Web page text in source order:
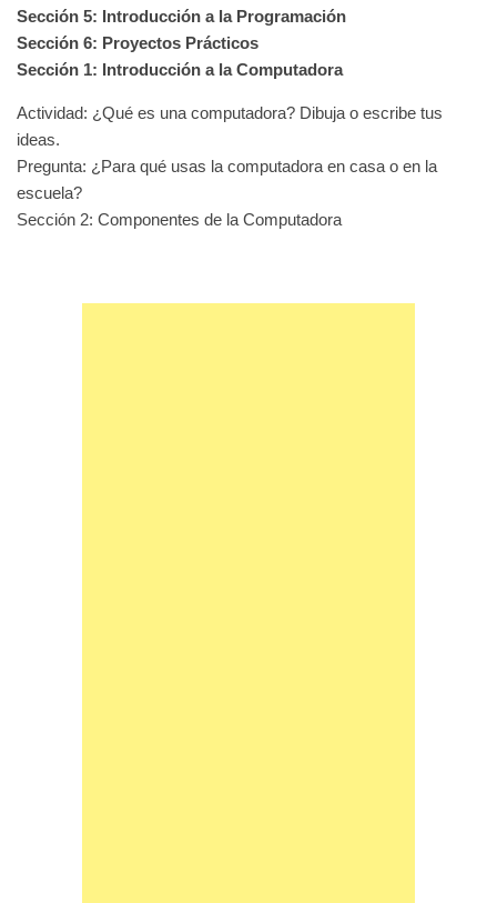
Sección 5: Introducción a la Programación
Sección 6: Proyectos Prácticos
Sección 1: Introducción a la Computadora
Actividad: ¿Qué es una computadora? Dibuja o escribe tus
ideas.
Pregunta: ¿Para qué usas la computadora en casa o en la
escuela?
Sección 2: Componentes de la Computadora